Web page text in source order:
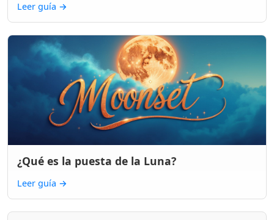
Leer guía →
¿Qué es la puesta de la Luna?
Leer guía →